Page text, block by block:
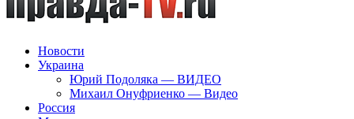
Новости
Украина
Юрий Подоляка — ВИДЕО
Михаил Онуфриенко — Видео
Россия